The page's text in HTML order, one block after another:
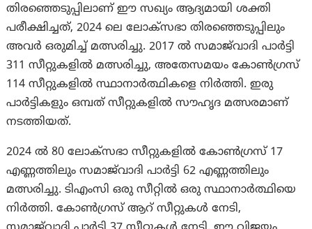
തിരഞ്ഞെടുപ്പിലാണ് ഈ സഖ്യം ആദ്യമായി ശക്തി
പരീക്ഷിച്ചത്, 2024 ലെ ലോക്‌സഭാ തിരഞ്ഞെടുപ്പിലും
അവർ ഒരുമിച്ച് മത്സരിച്ചു. 2017 ൽ സമാജ്‌വാദി പാർട്ടി
311 സീറ്റുകളിൽ മത്സരിച്ചു, അതേസമയം കോൺഗ്രസ്
114 സീറ്റുകളിൽ സ്ഥാനാർത്ഥികളെ നിർത്തി. ഇരു
പാർട്ടികളും ഒമ്പത് സീറ്റുകളിൽ സൗഹൃദ മത്സരമാണ്
നടത്തിയത്.
2024 ൽ 80 ലോക്‌സഭാ സീറ്റുകളിൽ കോൺഗ്രസ് 17
എണ്ണത്തിലും സമാജ്‌വാദി പാർട്ടി 62 എണ്ണത്തിലും
മത്സരിച്ചു. ടിഎംസി ഒരു സീറ്റിൽ ഒരു സ്ഥാനാർത്ഥിയെ
നിർത്തി. കോൺഗ്രസ് ആറ് സീറ്റുകൾ നേടി,